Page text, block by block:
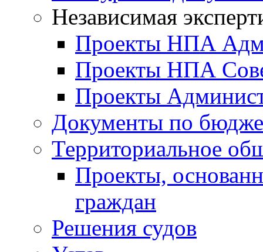
Независимая
Проекты НПА
Проекты НПА
Проекты
Документы по
Территориальное
Проекты,
граждан
Решения судов